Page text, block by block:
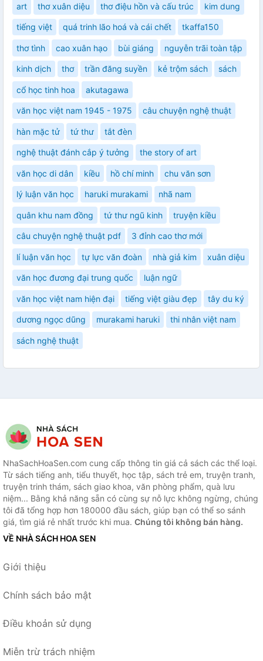
art thơ xuân diệu thơ điệu hồn và cấu trúc kim dung
tiếng việt quá trinh lão hoá và cái chết tkaffa150
thơ tình cao xuân hạo bùi giáng nguyễn trãi toàn tập
kinh dịch thơ trần đăng suyền kẻ trộm sách sách
cổ học tinh hoa akutagawa
văn học việt nam 1945 - 1975 câu chuyện nghệ thuật
hàn mặc tử tứ thư tắt đèn
nghệ thuật đánh cắp ý tưởng the story of art
văn học di dân kiều hồ chí minh chu văn sơn
lý luận văn học haruki murakami nhã nam
quân khu nam đồng tứ thư ngũ kinh truyện kiều
câu chuyện nghệ thuật pdf 3 đỉnh cao thơ mới
lí luận văn học tự lực văn đoàn nhà giả kim xuân diệu
văn học đương đại trung quốc luận ngữ
văn học việt nam hiện đại tiếng việt giàu đẹp tây du ký
dương ngọc dũng murakami haruki thi nhân việt nam
sách nghệ thuật
NhaSachHoaSen.com cung cấp thông tin giá cả sách các thể loại.
Từ sách tiếng anh, tiểu thuyết, học tập, sách trẻ em, truyện tranh,
truyện trinh thám, sách giao khoa, văn phòng phẩm, quà lưu
niệm... Bằng khả năng sẵn có cùng sự nỗ lực không ngừng, chúng
tôi đã tổng hợp hơn 180000 đầu sách, giúp bạn có thể so sánh
giá, tìm giá rẻ nhất trước khi mua. Chúng tôi không bán hàng.
VỀ NHÀ SÁCH HOA SEN
Giới thiệu
Chính sách bảo mật
Điều khoản sử dụng
Miễn trừ trách nhiệm